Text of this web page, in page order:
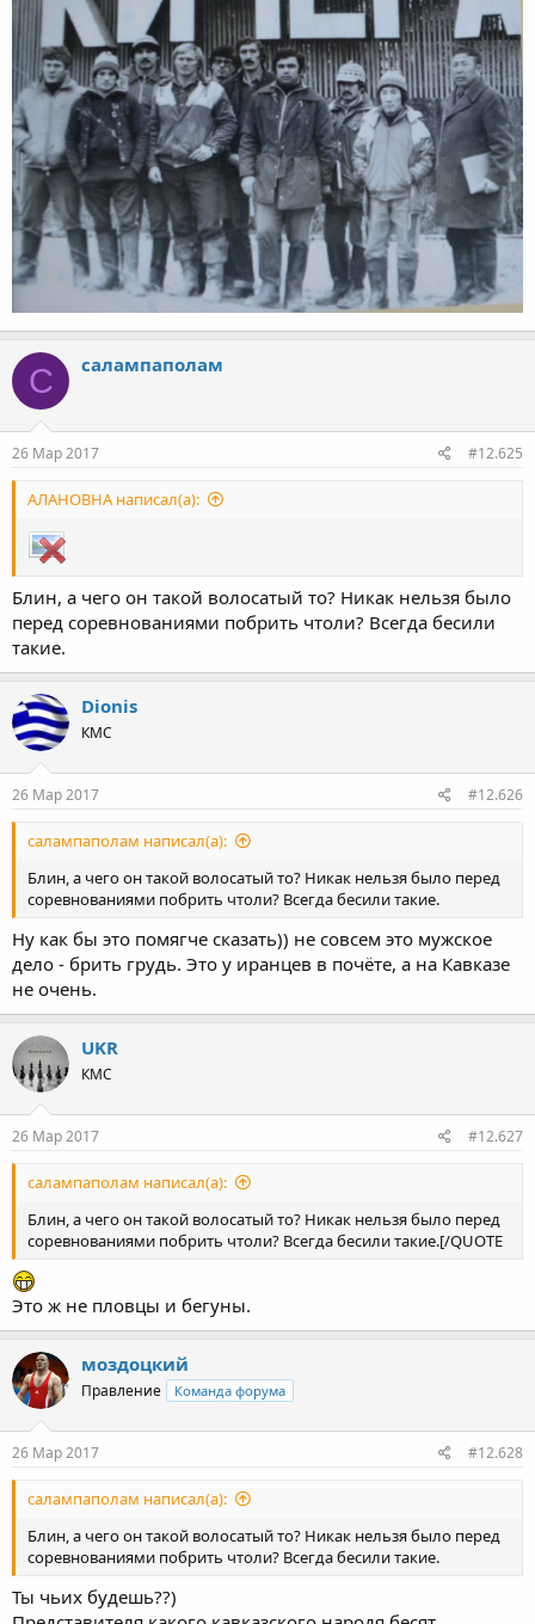
С салампаполам
26 Мар 2017 #12.625
АЛАНОВНА написал(а):
Блин, а чего он такой волосатый то? Никак нельзя было
перед соревнованиями побрить чтоли? Всегда бесили
такие.
Dionis
КМС
26 Мар 2017 #12.626
салампаполам написал(а):
Блин, а чего он такой волосатый то? Никак нельзя было перед
соревнованиями побрить чтоли? Всегда бесили такие.
Ну как бы это помягче сказать)) не совсем это мужское
дело - брить грудь. Это у иранцев в почёте, а на Кавказе
не очень.
UKR
КМС
26 Мар 2017 #12.627
салампаполам написал(а):
Блин, а чего он такой волосатый то? Никак нельзя было перед
соревнованиями побрить чтоли? Всегда бесили такие.[/QUOTE
Это ж не пловцы и бегуны.
моздоцкий
Правление Команда форума
26 Мар 2017 #12.628
салампаполам написал(а):
Блин, а чего он такой волосатый то? Никак нельзя было перед
соревнованиями побрить чтоли? Всегда бесили такие.
Ты чьих будешь??)